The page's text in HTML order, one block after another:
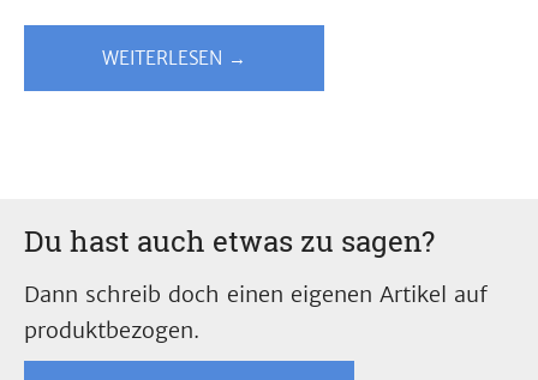
WEITERLESEN →
Du hast auch etwas zu sagen?
Dann schreib doch einen eigenen Artikel auf
produktbezogen.